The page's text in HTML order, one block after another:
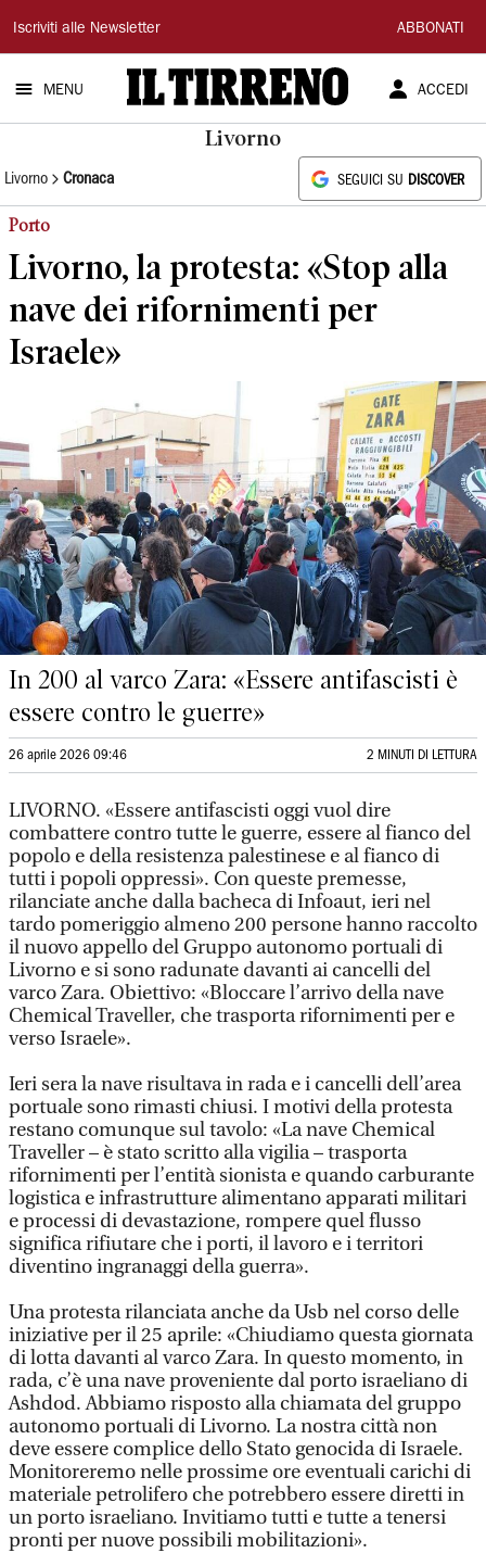
Il
Tirreno
Iscriviti alle Newsletter ABBONATI
MENU ACCEDI
Livorno
Livorno Cronaca SEGUICI SU DISCOVER
Porto
Livorno, la protesta: «Stop alla
nave dei rifornimenti per
Israele»
In 200 al varco Zara: «Essere antifascisti è
essere contro le guerre»
26 aprile 2026 09:46 2 MINUTI DI LETTURA
LIVORNO. «Essere antifascisti oggi vuol dire
combattere contro tutte le guerre, essere al fianco del
popolo e della resistenza palestinese e al fianco di
tutti i popoli oppressi». Con queste premesse,
rilanciate anche dalla bacheca di Infoaut, ieri nel
tardo pomeriggio almeno 200 persone hanno raccolto
il nuovo appello del Gruppo autonomo portuali di
Livorno e si sono radunate davanti ai cancelli del
varco Zara. Obiettivo: «Bloccare l’arrivo della nave
Chemical Traveller, che trasporta rifornimenti per e
verso Israele».
Ieri sera la nave risultava in rada e i cancelli dell’area
portuale sono rimasti chiusi. I motivi della protesta
restano comunque sul tavolo: «La nave Chemical
Traveller – è stato scritto alla vigilia – trasporta
rifornimenti per l’entità sionista e quando carburante
logistica e infrastrutture alimentano apparati militari
e processi di devastazione, rompere quel flusso
significa rifiutare che i porti, il lavoro e i territori
diventino ingranaggi della guerra».
Una protesta rilanciata anche da Usb nel corso delle
iniziative per il 25 aprile: «Chiudiamo questa giornata
di lotta davanti al varco Zara. In questo momento, in
rada, c’è una nave proveniente dal porto israeliano di
Ashdod. Abbiamo risposto alla chiamata del gruppo
autonomo portuali di Livorno. La nostra città non
deve essere complice dello Stato genocida di Israele.
Monitoreremo nelle prossime ore eventuali carichi di
materiale petrolifero che potrebbero essere diretti in
un porto israeliano. Invitiamo tutti e tutte a tenersi
pronti per nuove possibili mobilitazioni».